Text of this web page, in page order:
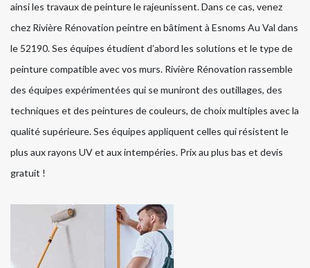
ainsi les travaux de peinture le rajeunissent. Dans ce cas, venez
chez Rivière Rénovation peintre en bâtiment à Esnoms Au Val dans
le 52190. Ses équipes étudient d’abord les solutions et le type de
peinture compatible avec vos murs. Rivière Rénovation rassemble
des équipes expérimentées qui se muniront des outillages, des
techniques et des peintures de couleurs, de choix multiples avec la
qualité supérieure. Ses équipes appliquent celles qui résistent le
plus aux rayons UV et aux intempéries. Prix au plus bas et devis
gratuit !